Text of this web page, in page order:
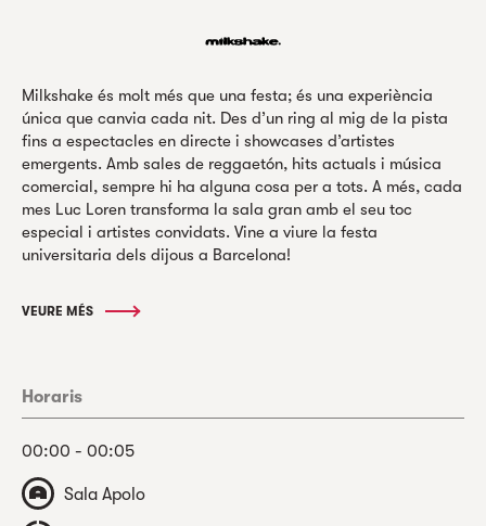
Milkshake és molt més que una festa; és una experiència
única que canvia cada nit. Des d’un ring al mig de la pista
fins a espectacles en directe i showcases d’artistes
emergents. Amb sales de reggaetón, hits actuals i música
comercial, sempre hi ha alguna cosa per a tots. A més, cada
mes Luc Loren transforma la sala gran amb el seu toc
especial i artistes convidats. Vine a viure la festa
universitaria dels dijous a Barcelona!
VEURE MÉS
Horaris
00:00 - 00:05
Sala Apolo